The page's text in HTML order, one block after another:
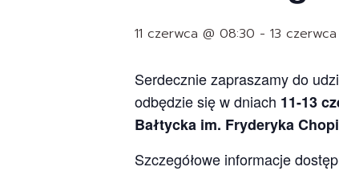
11 czerwca @ 08:30 - 13
Serdecznie zapraszamy do
odbędzie się w dniach 11-13
Bałtycka im. Fryderyka
Szczegółowe informacje